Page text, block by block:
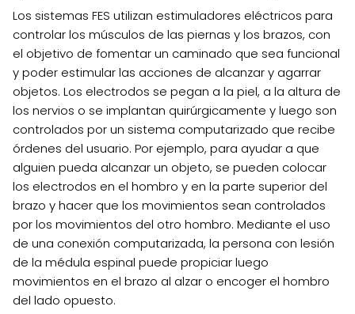
Los sistemas FES utilizan estimuladores eléctricos para
controlar los músculos de las piernas y los brazos, con
el objetivo de fomentar un caminado que sea funcional
y poder estimular las acciones de alcanzar y agarrar
objetos. Los electrodos se pegan a la piel, a la altura de
los nervios o se implantan quirúrgicamente y luego son
controlados por un sistema computarizado que recibe
órdenes del usuario. Por ejemplo, para ayudar a que
alguien pueda alcanzar un objeto, se pueden colocar
los electrodos en el hombro y en la parte superior del
brazo y hacer que los movimientos sean controlados
por los movimientos del otro hombro. Mediante el uso
de una conexión computarizada, la persona con lesión
de la médula espinal puede propiciar luego
movimientos en el brazo al alzar o encoger el hombro
del lado opuesto.